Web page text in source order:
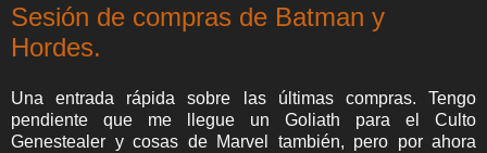
Sesión de compras de Batman y
Hordes.
Una entrada rápida sobre las últimas compras. Tengo
pendiente que me llegue un Goliath para el Culto
Genestealer y cosas de Marvel también, pero por ahora